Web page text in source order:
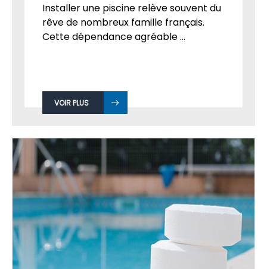
Installer une piscine relève souvent du
rêve de nombreux famille français.
Cette dépendance agréable ...
VOIR PLUS